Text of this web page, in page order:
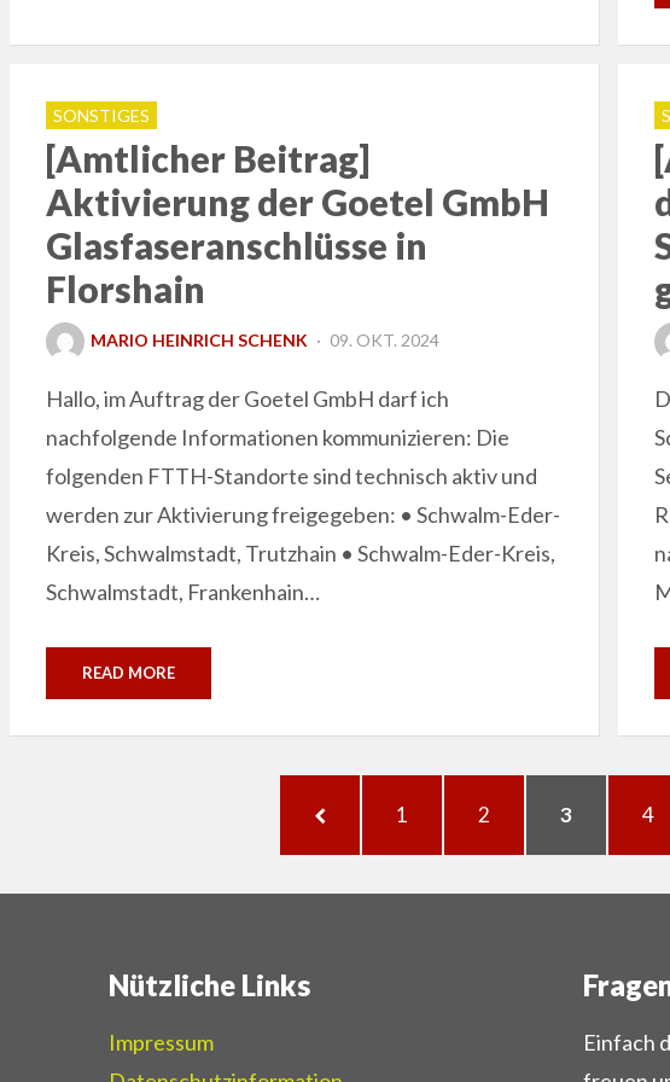
SONSTIGES
[Amtlicher Beitrag]
Aktivierung der Goetel GmbH
Glasfaseranschlüsse in
Florshain
MARIO HEINRICH SCHENK
POSTED
09. OKT. 2024
Hallo, im Auftrag der Goetel GmbH darf ich
nachfolgende Informationen kommunizieren: Die
folgenden FTTH-Standorte sind technisch aktiv und
werden zur Aktivierung freigegeben: • Schwalm-Eder-
Kreis, Schwalmstadt, Trutzhain • Schwalm-Eder-Kreis,
Schwalmstadt, Frankenhain…
READ MORE
PREVIOUS
PAGE
PAGE
1 PAGE
2 PAGE
3 4
Nützliche Links
Impressum
Einfach